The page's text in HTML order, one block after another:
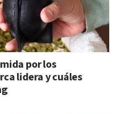
por los
lidera y cuáles